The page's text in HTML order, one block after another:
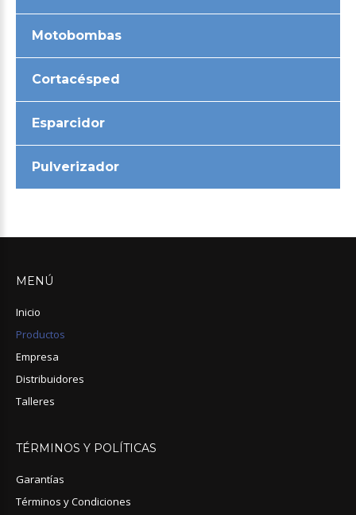
Motobombas
Cortacésped
Esparcidor
Pulverizador
MENÚ
Inicio
Productos
Empresa
Distribuidores
Talleres
TÉRMINOS Y POLÍTICAS
Garantías
Términos y Condiciones